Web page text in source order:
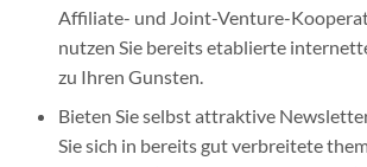
Affiliate- und Joint-Venture-
nutzen Sie bereits etablierte
zu Ihren Gunsten.
Bieten Sie selbst attraktive
Sie sich in bereits gut verbreitete